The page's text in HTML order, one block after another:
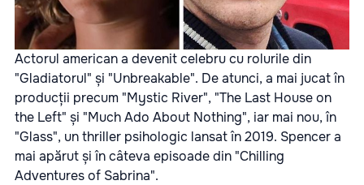
Actorul american a devenit celebru cu rolurile din
"Gladiatorul" și "Unbreakable". De atunci, a mai jucat în
producții precum "Mystic River", "The Last House on
the Left" și "Much Ado About Nothing", iar mai nou, în
"Glass", un thriller psihologic lansat în 2019. Spencer a
mai apărut și în câteva episoade din "Chilling
Adventures of Sabrina".